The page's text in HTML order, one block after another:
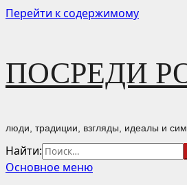
Перейти к содержимому
ПОСРЕДИ
люди, традиции, взгляды, идеалы и
Найти:
Основное меню